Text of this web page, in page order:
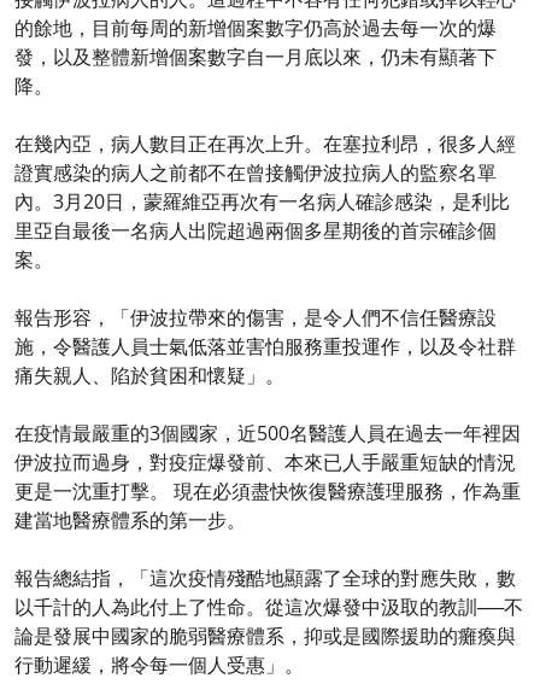
的餘地，目前每周的新增個案數字仍高於過去每一次的爆
發，以及整體新增個案數字自一月底以來，仍未有顯著下
降。
在幾內亞，病人數目正在再次上升。在塞拉利昂，很多人經
證實感染的病人之前都不在曾接觸伊波拉病人的監察名單
內。3月20日，蒙羅維亞再次有一名病人確診感染，是利比
里亞自最後一名病人出院超過兩個多星期後的首宗確診個
案。
報告形容，「伊波拉帶來的傷害，是令人們不信任醫療設
施，令醫護人員士氣低落並害怕服務重投運作，以及令社群
痛失親人、陷於貧困和懷疑」。
在疫情最嚴重的3個國家，近500名醫護人員在過去一年裡因
伊波拉而過身，對疫症爆發前、本來已人手嚴重短缺的情況
更是一沈重打擊。 現在必須盡快恢復醫療護理服務，作為重
建當地醫療體系的第一步。
報告總結指，「這次疫情殘酷地顯露了全球的對應失敗，數
以千計的人為此付上了性命。從這次爆發中汲取的教訓──不
論是發展中國家的脆弱醫療體系，抑或是國際援助的癱瘓與
行動遲緩，將令每一個人受惠」。